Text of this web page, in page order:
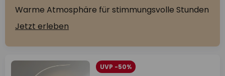
Warme Atmosphäre für stimmungsvolle Stunden
Jetzt erleben
UVP -50%